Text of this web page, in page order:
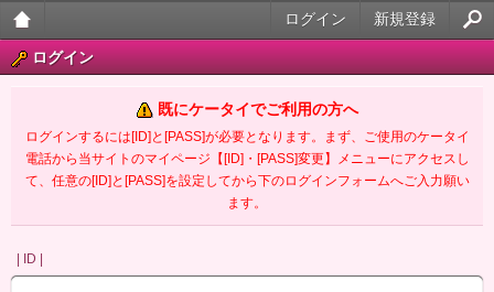
大人
ータ
イ官
新規登録
ログイン
ログイン
既にケータイでご利用の方へ
ログインするには[ID]と[PASS]が必要となります。まず、ご使用のケータイ
電話から当サイトのマイページ【[ID]・[PASS]変更】メニューにアクセスし
て、任意の[ID]と[PASS]を設定してから下のログインフォームへご入力願い
ます。
| ID |